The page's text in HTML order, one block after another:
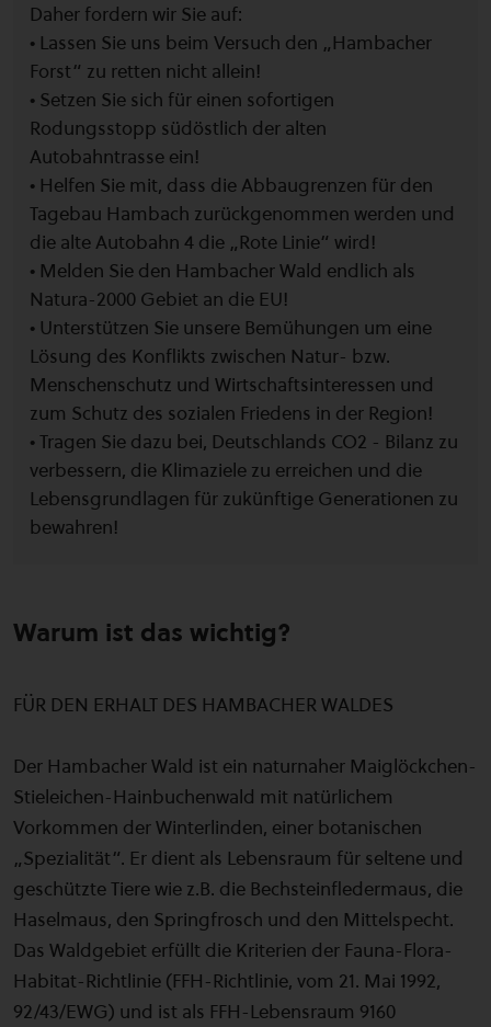
Daher fordern wir Sie auf:
• Lassen Sie uns beim Versuch den „Hambacher
Forst“ zu retten nicht allein!
• Setzen Sie sich für einen sofortigen
Rodungsstopp südöstlich der alten
Autobahntrasse ein!
• Helfen Sie mit, dass die Abbaugrenzen für den
Tagebau Hambach zurückgenommen werden und
die alte Autobahn 4 die „Rote Linie“ wird!
• Melden Sie den Hambacher Wald endlich als
Natura-2000 Gebiet an die EU!
• Unterstützen Sie unsere Bemühungen um eine
Lösung des Konflikts zwischen Natur- bzw.
Menschenschutz und Wirtschaftsinteressen und
zum Schutz des sozialen Friedens in der Region!
• Tragen Sie dazu bei, Deutschlands CO2 - Bilanz zu
verbessern, die Klimaziele zu erreichen und die
Lebensgrundlagen für zukünftige Generationen zu
bewahren!
Warum ist das wichtig?
FÜR DEN ERHALT DES HAMBACHER WALDES
Der Hambacher Wald ist ein naturnaher Maiglöckchen-
Stieleichen-Hainbuchenwald mit natürlichem
Vorkommen der Winterlinden, einer botanischen
„Spezialität“. Er dient als Lebensraum für seltene und
geschützte Tiere wie z.B. die Bechsteinfledermaus, die
Haselmaus, den Springfrosch und den Mittelspecht.
Das Waldgebiet erfüllt die Kriterien der Fauna-Flora-
Habitat-Richtlinie (FFH-Richtlinie, vom 21. Mai 1992,
92/43/EWG) und ist als FFH-Lebensraum 9160